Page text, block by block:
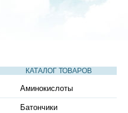
КАТАЛОГ ТОВАРОВ
Аминокислоты
Батончики